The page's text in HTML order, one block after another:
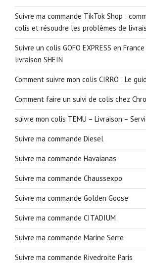
Suivre ma commande TikTok Shop :
colis et résoudre les problèmes de
Suivre un colis GOFO EXPRESS en
livraison SHEIN
Comment suivre mon colis CIRRO : Le
Comment faire un suivi de colis chez
suivre mon colis TEMU – Livraison –
Suivre ma commande Diesel
Suivre ma commande Havaianas
Suivre ma commande Chaussexpo
Suivre ma commande Golden Goose
Suivre ma commande CITADIUM
Suivre ma commande Marine Serre
Suivre ma commande Rivedroite Paris